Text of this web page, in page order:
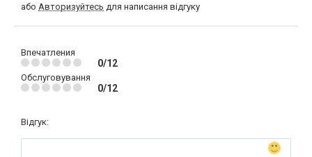
або Авторизуйтесь для написання відгуку
Впечатления
0/12
Обслуговування
0/12
Відгук: